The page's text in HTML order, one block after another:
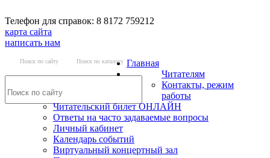
Телефон для справок: 8 8172 759212
карта сайта
написать нам
Поиск по сайту Поиск по каталогу Главная
Читателям
Контакты, режим
работы
Читательский билет ОНЛАЙН
Ответы на часто задаваемые вопросы
Личный кабинет
Календарь событий
Виртуальный концертный зал